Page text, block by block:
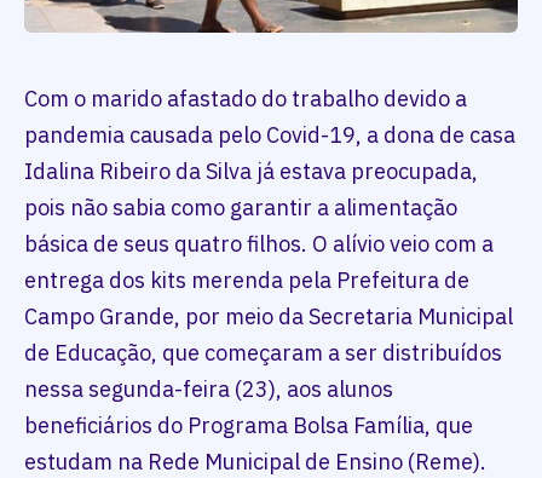
Com o marido afastado do trabalho devido a
pandemia causada pelo Covid-19, a dona de casa
Idalina Ribeiro da Silva já estava preocupada,
pois não sabia como garantir a alimentação
básica de seus quatro filhos. O alívio veio com a
entrega dos kits merenda pela Prefeitura de
Campo Grande, por meio da Secretaria Municipal
de Educação, que começaram a ser distribuídos
nessa segunda-feira (23), aos alunos
beneficiários do Programa Bolsa Família, que
estudam na Rede Municipal de Ensino (Reme).